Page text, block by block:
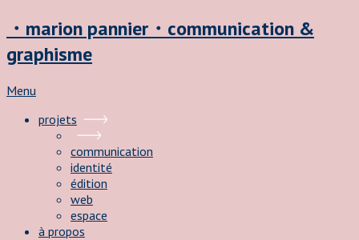
・marion pannier・communication &
graphisme
Menu
projets
communication
identité
édition
web
espace
à propos